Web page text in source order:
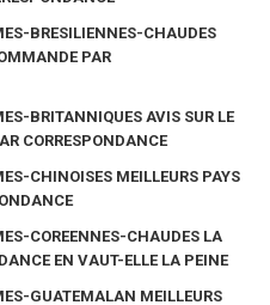
BRESILIENNES-CHAUDES
PAR
BRITANNIQUES AVIS SUR LE
CORRESPONDANCE
CHINOISES MEILLEURS PAYS
COREENNES-CHAUDES LA
EN VAUT-ELLE LA PEINE
GUATEMALAN MEILLEURS